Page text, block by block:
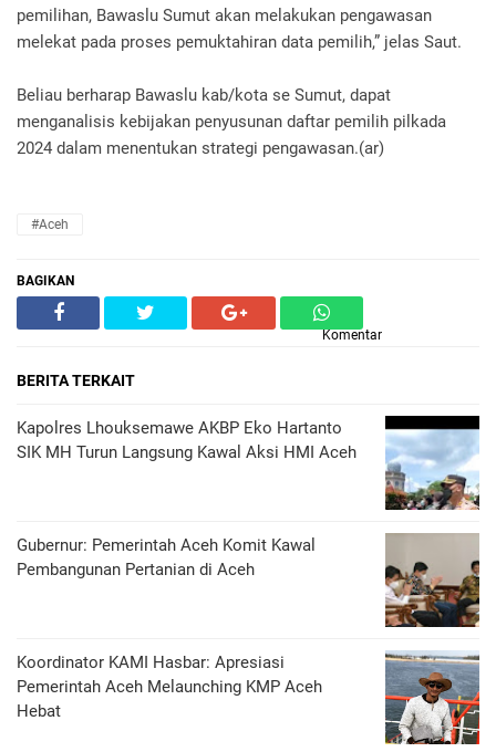
pemilihan, Bawaslu Sumut akan melakukan pengawasan
melekat pada proses pemuktahiran data pemilih,” jelas Saut.
Beliau berharap Bawaslu kab/kota se Sumut, dapat
menganalisis kebijakan penyusunan daftar pemilih pilkada
2024 dalam menentukan strategi pengawasan.(ar)
#Aceh
BAGIKAN
Komentar
BERITA TERKAIT
Kapolres Lhouksemawe AKBP Eko Hartanto
SIK MH Turun Langsung Kawal Aksi HMI Aceh
Gubernur: Pemerintah Aceh Komit Kawal
Pembangunan Pertanian di Aceh
Koordinator KAMI Hasbar: Apresiasi
Pemerintah Aceh Melaunching KMP Aceh
Hebat